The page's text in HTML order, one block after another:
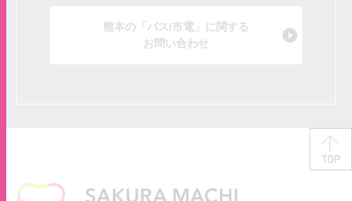
熊本の「バス/市電」に関する
お問い合わせ